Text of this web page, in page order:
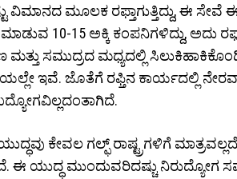
ವಿಮಾನದ ಮೂಲಕ ರಫ್ತಾಗುತ್ತಿದ್ದು, ಈ ಸೇವೆ
10-15 ಅಕ್ಕಿ ಕಂಪನಿಗಳಿದ್ದು, ಅದು
ಮತ್ತು ಸಮುದ್ರದ ಮಧ್ಯದಲ್ಲಿ
ಇವೆ. ಜೊತೆಗೆ ರಫ್ತಿನ ಕಾರ್ಯದಲ್ಲಿ
ಕೇವಲ ಗಲ್ಫ್ ರಾಷ್ಟ್ರಗಳಿಗೆ
ಯುದ್ಧ ಮುಂದುವರಿದಷ್ಚು ನಿರುದ್ಯೋಗ